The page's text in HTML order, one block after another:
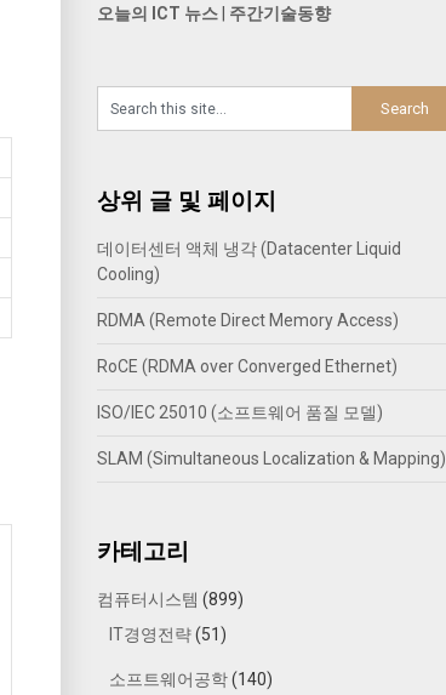
오늘의 ICT 뉴스 주간기술동향
상위 글 및 페이지
데이터센터 액체 냉각 (Datacenter Liquid
Cooling)
RDMA (Remote Direct Memory Access)
RoCE (RDMA over Converged Ethernet)
ISO/IEC 25010 (소프트웨어 품질 모델)
SLAM (Simultaneous Localization & Mapping)
카테고리
컴퓨터시스템 (899)
IT경영전략(51)
소프트웨어공학(140)